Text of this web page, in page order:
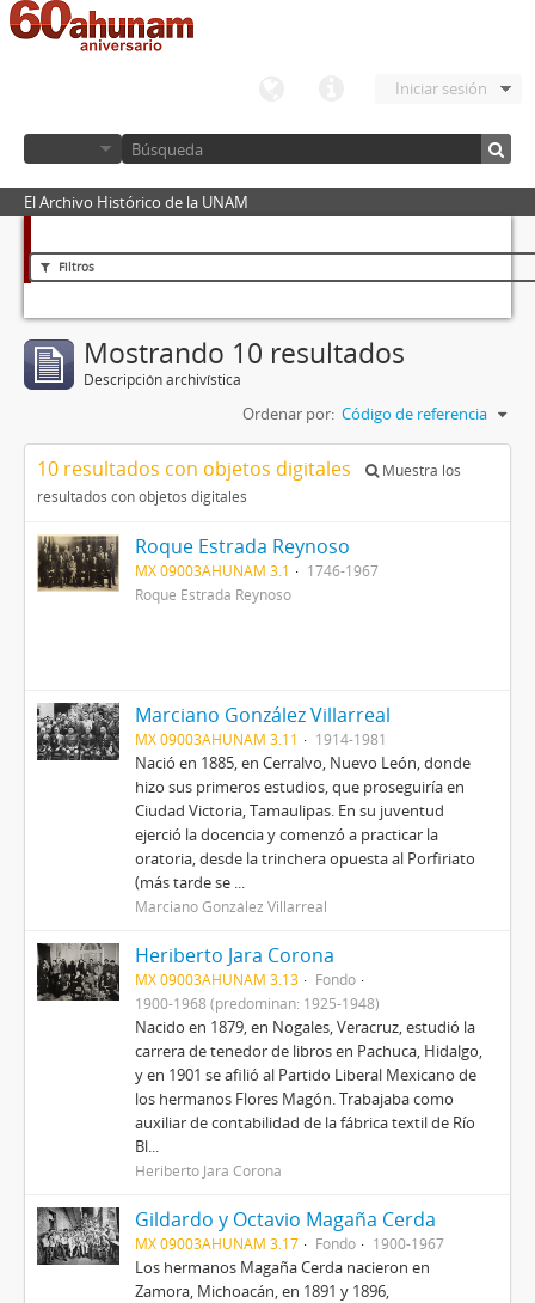
Iniciar sesión
El Archivo Histórico de la UNAM
Filtros
Mostrando 10 resultados
Descripción archivística
Ordenar por: Código de referencia
10 resultados con objetos digitales
Muestra los
resultados con objetos digitales
Roque Estrada Reynoso
MX 09003AHUNAM 3.1
1746-1967
Roque Estrada Reynoso
Marciano González Villarreal
MX 09003AHUNAM 3.11 1914-1981
Nació en 1885, en Cerralvo, Nuevo León, donde
hizo sus primeros estudios, que proseguiría en
Ciudad Victoria, Tamaulipas. En su juventud
ejerció la docencia y comenzó a practicar la
oratoria, desde la trinchera opuesta al Porfiriato
(más tarde se ...
Marciano González Villarreal
Heriberto Jara Corona
MX 09003AHUNAM 3.13
Fondo
1900-1968 (predominan: 1925-1948)
Nacido en 1879, en Nogales, Veracruz, estudió la
carrera de tenedor de libros en Pachuca, Hidalgo,
y en 1901 se afilió al Partido Liberal Mexicano de
los hermanos Flores Magón. Trabajaba como
auxiliar de contabilidad de la fábrica textil de Río
Bl...
Heriberto Jara Corona
Gildardo y Octavio Magaña Cerda
MX 09003AHUNAM 3.17 Fondo 1900-1967
Los hermanos Magaña Cerda nacieron en
Zamora, Michoacán, en 1891 y 1896,